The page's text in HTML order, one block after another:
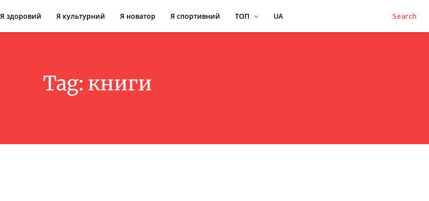
Я здоровий Я культурний Я новатор Я спортивний ТОП UA Search
Tag: книги